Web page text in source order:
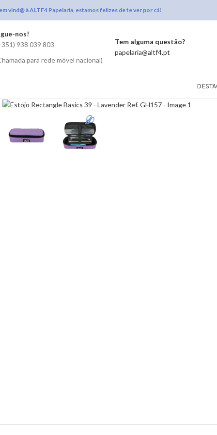
vind@ à ALTF4 Papelaria, estamos felizes de te ver por cá!
nos!
938 039 803
para rede móvel nacional)
Tem alguma questão?
papelaria@altf4.pt